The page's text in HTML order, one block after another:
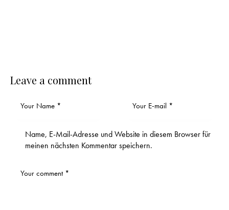
Leave a comment
Name, E-Mail-Adresse und Website in diesem Browser für
meinen nächsten Kommentar speichern.